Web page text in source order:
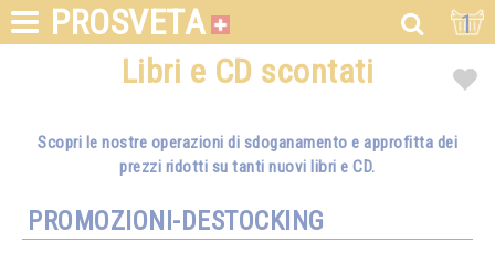
PROSVETA 1
Libri e CD scontati
Scopri le nostre operazioni di sdoganamento e approfitta dei
prezzi ridotti su tanti nuovi libri e CD.
PROMOZIONI-DESTOCKING